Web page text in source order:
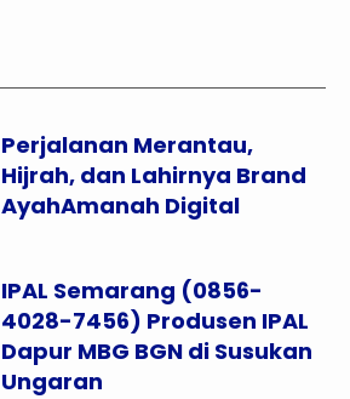
Perjalanan Merantau,
Hijrah, dan Lahirnya Brand
AyahAmanah Digital
IPAL Semarang (0856-
4028-7456) Produsen IPAL
Dapur MBG BGN di Susukan
Ungaran